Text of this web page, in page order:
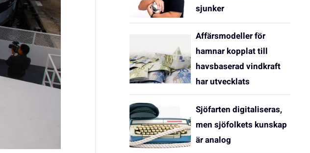
sjunker
Affärsmodeller för
hamnar kopplat till
havsbaserad vindkraft
har utvecklats
Sjöfarten digitaliseras,
men sjöfolkets kunskap
är analog